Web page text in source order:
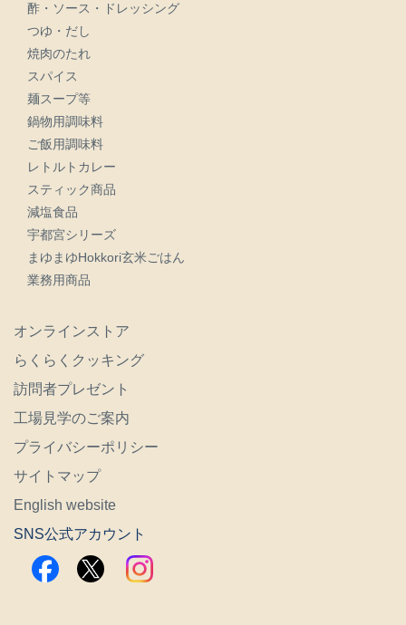
酢・ソース・ドレッシング
つゆ・だし
焼肉のたれ
スパイス
麺スープ等
鍋物用調味料
ご飯用調味料
レトルトカレー
スティック商品
減塩食品
宇都宮シリーズ
まゆまゆHokkori玄米ごはん
業務用商品
オンラインストア
らくらくクッキング
訪問者プレゼント
工場見学のご案内
プライバシーポリシー
サイトマップ
English website
SNS公式アカウント